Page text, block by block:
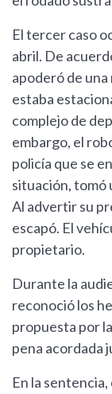
El tercer caso
abril. De
apoderó de
estaba
complejo de
embargo, el
policía que se
situación, tomó
Al advertir su
escapó. El
propietario.
Durante la
reconoció los
propuesta por
pena acordada
En la